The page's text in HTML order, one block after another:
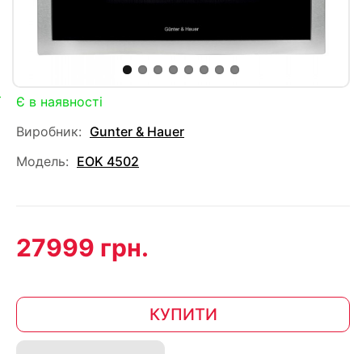
Є в наявності
Виробник: Gunter & Hauer
Модель: EOK 4502
27999 грн.
КУПИТИ